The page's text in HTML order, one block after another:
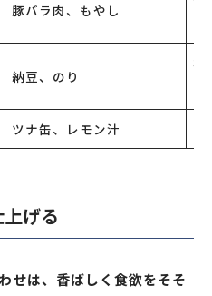
豚バラ肉、もやし
納豆、のり
ね
ツナ缶、レモン汁
げる
せは、香ばしく食欲をそそ